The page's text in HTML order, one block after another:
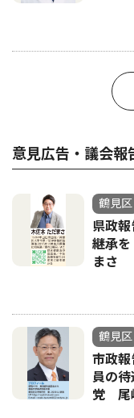
意見広告・議会報
鶴見区
県政
継承
まさ
鶴見区
市政
員の
党 尾